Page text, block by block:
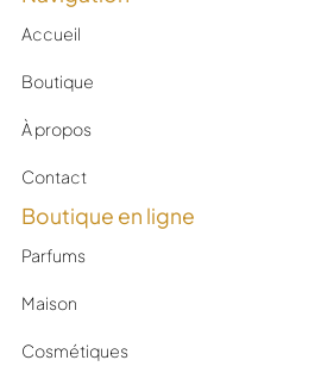
Accueil
Boutique
À propos
Contact
Boutique en ligne
Parfums
Maison
Cosmétiques